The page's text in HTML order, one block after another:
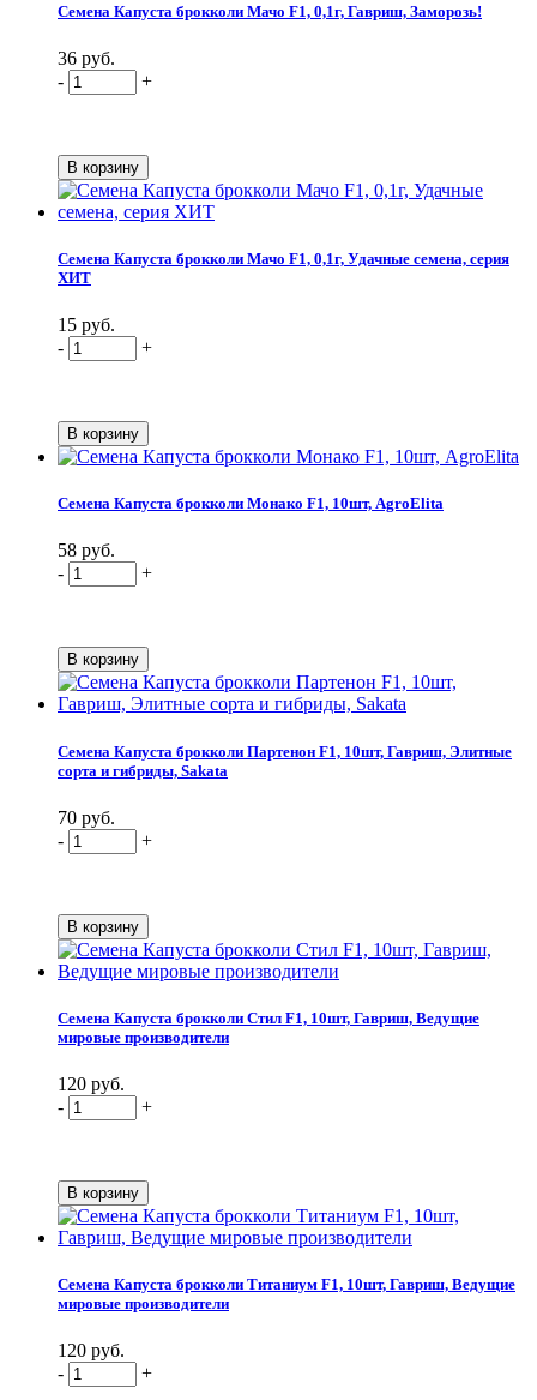
Семена Капуста брокколи Мачо F1, 0,1г, Гавриш, Заморозь!
36 руб.
-
+
Семена Капуста брокколи Мачо F1, 0,1г, Удачные семена, серия
ХИТ
15 руб.
-
+
Семена Капуста брокколи Монако F1, 10шт, AgroElita
58 руб.
-
+
Семена Капуста брокколи Партенон F1, 10шт, Гавриш, Элитные
сорта и гибриды, Sakata
70 руб.
-
+
Семена Капуста брокколи Стил F1, 10шт, Гавриш, Ведущие
мировые производители
120 руб.
-
+
Семена Капуста брокколи Титаниум F1, 10шт, Гавриш, Ведущие
мировые производители
120 руб.
-
+